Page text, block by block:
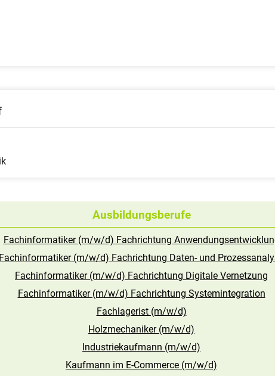
Ausbildungsberufe
Fachinformatiker (m/w/d) Fachrichtung
Fachinformatiker (m/w/d) Fachrichtung Daten- und
Fachinformatiker (m/w/d) Fachrichtung Digitale Vernetzung
Fachinformatiker (m/w/d) Fachrichtung Systemintegration
Fachlagerist (m/w/d)
Holzmechaniker (m/w/d)
Industriekaufmann (m/w/d)
Kaufmann im E-Commerce (m/w/d)